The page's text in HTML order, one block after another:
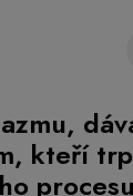
kteří